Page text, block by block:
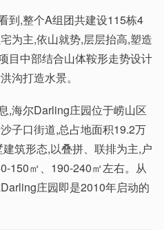
到,整个A组团共建设115栋4
为主,依山就势,层层抬高,塑造
目中部结合山体鞍形走势设计
沟打造水景。
,海尔Darling庄园位于崂山区
子口街道,总占地面积19.2万
筑形态,以叠拼、联排为主,户
150㎡、190-240㎡左右。从
庄园即是2010年启动的